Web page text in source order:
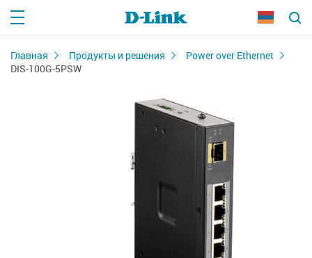
Главная Продукты и решения
Power over Ethernet
DIS-100G-5PSW